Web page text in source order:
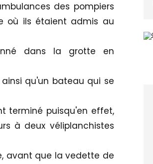
des pompiers
où ils étaient admis au
dans la grotte en
qu'un bateau qui se
terminé puisqu'en effet,
à deux véliplanchistes
avant que la vedette de